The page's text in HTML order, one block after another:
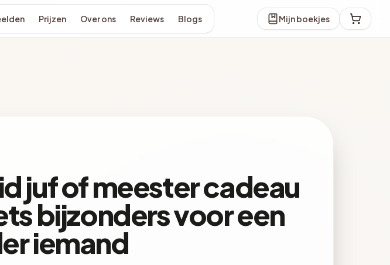
Prijzen Over ons Reviews Blogs Mijn boekjes
juf of meester cadeau
bijzonders voor een
iemand